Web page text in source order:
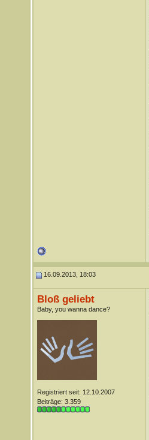
16.09.2013, 18:03
Bloß geliebt
Baby, you wanna dance?
Registriert seit: 12.10.2007
Beiträge: 3.359